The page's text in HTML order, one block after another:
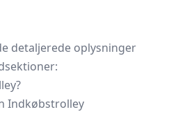
detaljerede oplysninger
Indkøbstrolley